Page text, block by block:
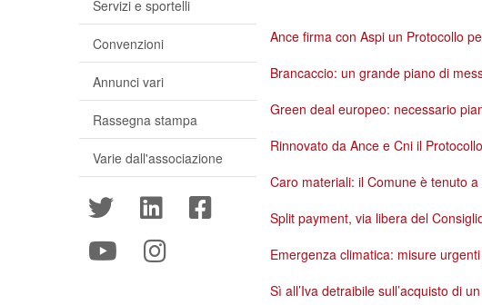
Ance firma con Aspi un Protocollo
Brancaccio: un grande piano di
Green deal europeo: necessario
Rinnovato da Ance e Cni il
Caro materiali: il Comune è tenuto
Split payment, via libera del
Emergenza climatica: misure
Sì all’Iva detraibile sull’acquisto di
Servizi e sportelli
Convenzioni
Annunci vari
Rassegna stampa
Varie dall'associazione